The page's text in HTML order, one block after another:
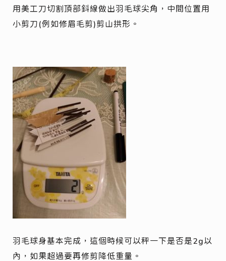
用美工刀切割頂部鈄線做出羽毛球尖角，中間位置用
小剪刀(例如修眉毛剪)剪山拱形。
羽毛球身基本完成，這個時候可以秤一下是否是2g以
內，如果超過要再修剪降低重量。